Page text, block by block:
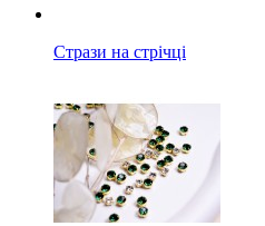
Стрази на стрічці